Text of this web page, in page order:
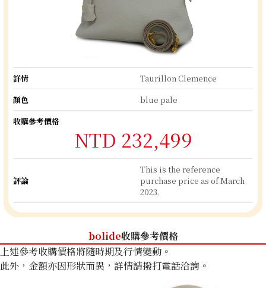
詳情
Taurillon Clemence
顏色
blue pale
收購參考價格
NTD 232,499
評論
This is the reference
purchase price as of March
2023.
bolide收購參考價格
上述參考收購價格將隨時期及行情變動。
此外，金額亦因形狀而異，詳情請撥打電話洽詢。